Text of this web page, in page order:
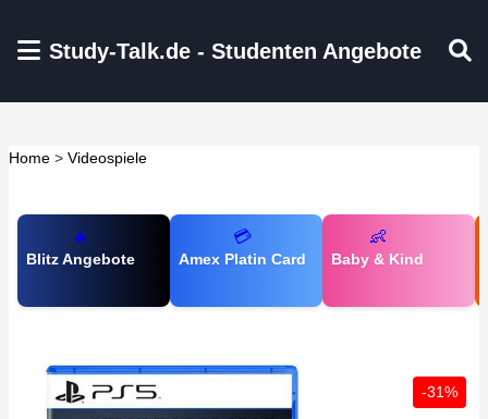
Study-Talk.de - Studenten Angebote
Home > Videospiele
🔥
Blitz Angebote
💳
Amex Platin Card
👶
Baby & Kind
-31%